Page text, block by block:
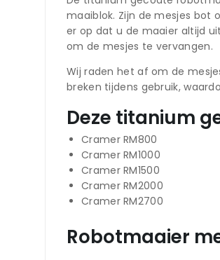
maaiblok. Zijn de mesjes bot
er op dat u de maaier altijd
om de mesjes te vervangen.
Wij raden het af om de
breken tijdens gebruik,
Deze titanium
Cramer RM800
Cramer RM1000
Cramer RM1500
Cramer RM2000
Cramer RM2700
Robotmaaier